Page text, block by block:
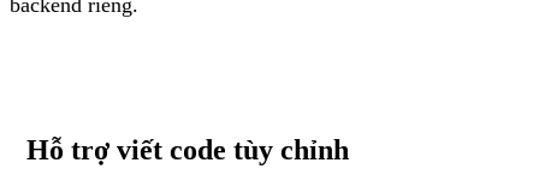
Hỗ trợ viết codetùy chỉnh